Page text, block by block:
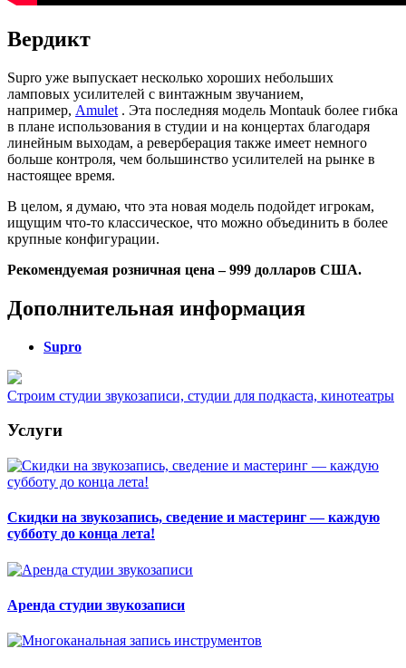
Вердикт
Supro уже выпускает несколько хороших небольших
ламповых усилителей с винтажным звучанием,
например, Amulet . Эта последняя модель Montauk более гибка
в плане использования в студии и на концертах благодаря
линейным выходам, а реверберация также имеет немного
больше контроля, чем большинство усилителей на рынке в
настоящее время.
В целом, я думаю, что эта новая модель подойдет игрокам,
ищущим что-то классическое, что можно объединить в более
крупные конфигурации.
Рекомендуемая розничная цена – 999 долларов США.
Дополнительная информация
Supro
Строим студии звукозаписи, студии для подкаста, кинотеатры
Услуги
Скидки на звукозапись, сведение и мастеринг — каждую
субботу до конца лета!
Аренда студии звукозаписи